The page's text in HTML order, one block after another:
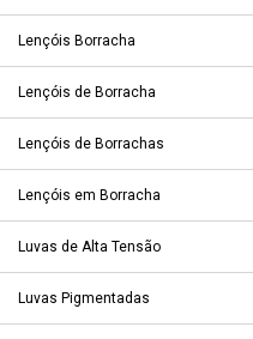
Lençóis Borracha
Lençóis de Borracha
Lençóis de Borrachas
Lençóis em Borracha
Luvas de Alta Tensão
Luvas Pigmentadas